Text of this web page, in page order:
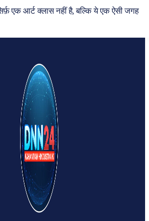
एक आर्ट क्लास नहीं है, बल्कि ये एक ऐसी जगह